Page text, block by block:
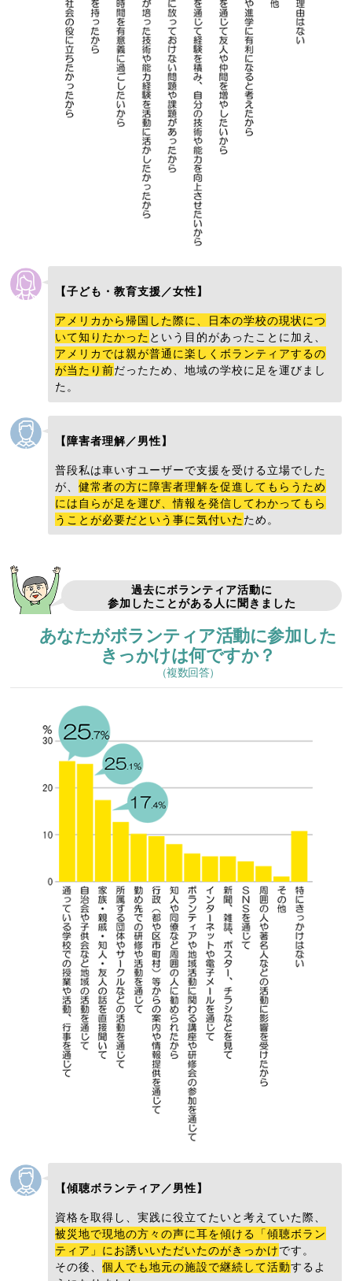
【子ども・教育支援／女性】
アメリカから帰国した際に、日本の学校の現状につ
いて知りたかった という目的があったことに加え、
アメリカでは親が普通に楽しくボランティアするの
が当たり前だったため、地域の学校に足を運びまし
た。
【障害者理解／男性】
普段私は車いすユーザーで支援を受ける立場でした
が、健常者の方に障害者理解を促進してもらうため
には自らが足を運び、情報を発信してわかってもら
うことが必要だという事に気付いたため。
過去にボランティア活動に
参加したことがある人に聞きました
あなたがボランティア活動に参加した
きっかけは何ですか？
（複数回答）
【傾聴ボランティア／男性】
資格を取得し、実践に役立てたいと考えていた際、
被災地で現地の方々の声に耳を傾ける「傾聴ボラン
ティア」にお誘いいただいたのがきっかけです。
その後、個人でも地元の施設で継続して活動するよ